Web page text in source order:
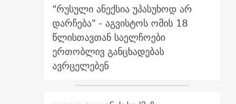
"რუსული ანექსია უპასუხოდ არ
დარჩება" - აგვისტოს ომის 18
წლისთავთან საელჩოები
ერთობლივ განცხადებას
ავრცელებენ